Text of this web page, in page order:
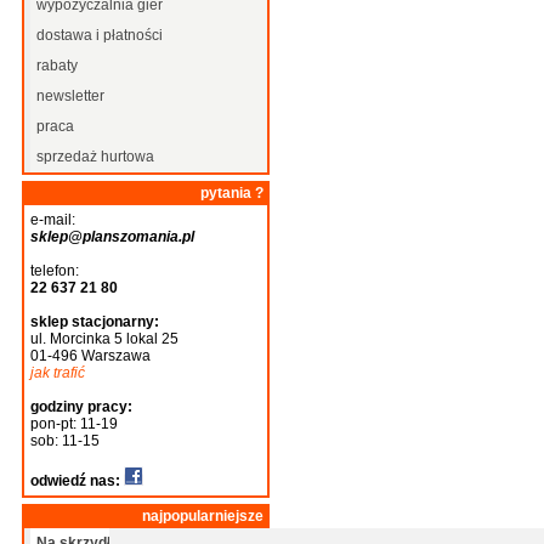
wypożyczalnia gier
dostawa i płatności
rabaty
newsletter
praca
sprzedaż hurtowa
pytania ?
e-mail:
sklep@planszomania.pl
telefon:
22 637 21 80
sklep stacjonarny:
ul. Morcinka 5 lokal 25
01-496 Warszawa
jak trafić
godziny pracy:
pon-pt: 11-19
sob: 11-15
odwiedź nas:
najpopularniejsze